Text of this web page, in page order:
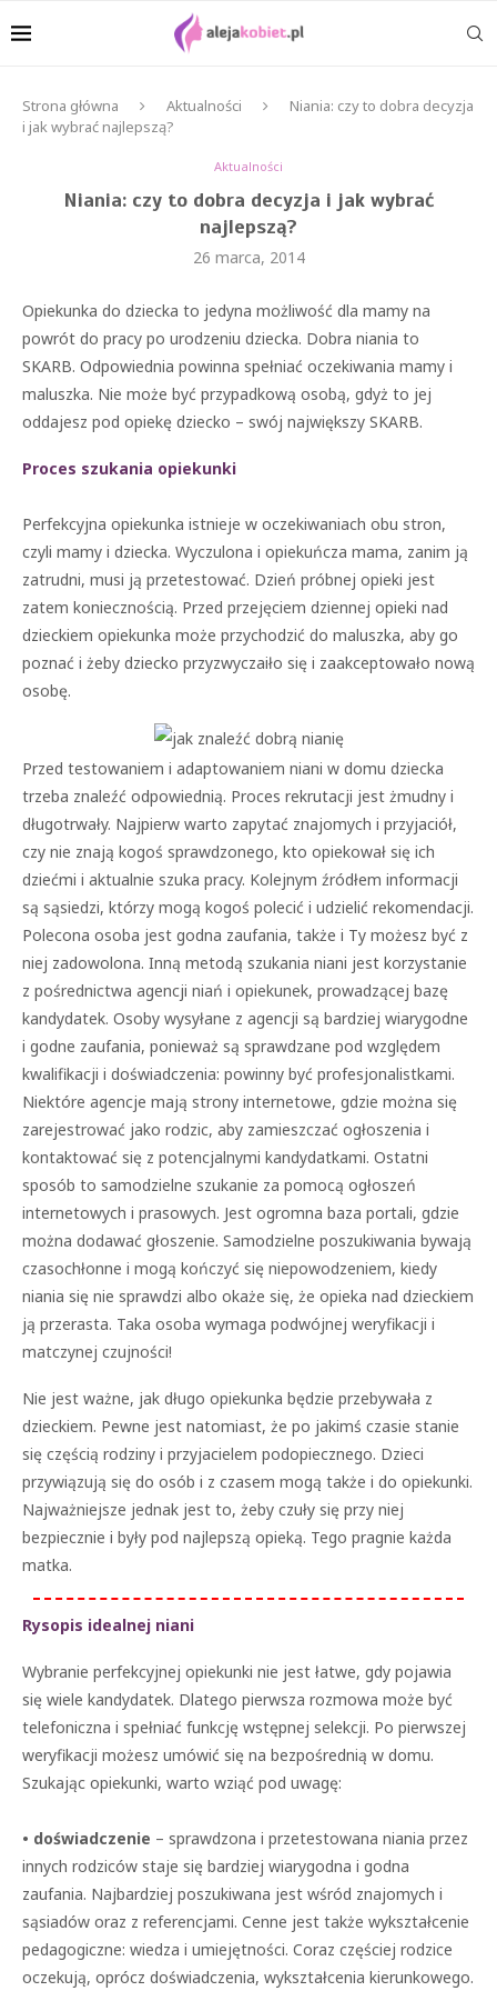
Strona główna Aktualności
Niania: czy to dobra decyzja
i jak wybrać najlepszą?
Aktualności
Niania: czy to dobra decyzja i jak wybrać
najlepszą?
26 marca, 2014
Opiekunka do dziecka to jedyna możliwość dla mamy na
powrót do pracy po urodzeniu dziecka. Dobra niania to
SKARB. Odpowiednia powinna spełniać oczekiwania mamy i
maluszka. Nie może być przypadkową osobą, gdyż to jej
oddajesz pod opiekę dziecko – swój największy SKARB.
Proces szukania opiekunki
Perfekcyjna opiekunka istnieje w oczekiwaniach obu stron,
czyli mamy i dziecka. Wyczulona i opiekuńcza mama, zanim ją
zatrudni, musi ją przetestować. Dzień próbnej opieki jest
zatem koniecznością. Przed przejęciem dziennej opieki nad
dzieckiem opiekunka może przychodzić do maluszka, aby go
poznać i żeby dziecko przyzwyczaiło się i zaakceptowało nową
osobę.
Przed testowaniem i adaptowaniem niani w domu dziecka
trzeba znaleźć odpowiednią. Proces rekrutacji jest żmudny i
długotrwały. Najpierw warto zapytać znajomych i przyjaciół,
czy nie znają kogoś sprawdzonego, kto opiekował się ich
dziećmi i aktualnie szuka pracy. Kolejnym źródłem informacji
są sąsiedzi, którzy mogą kogoś polecić i udzielić rekomendacji.
Polecona osoba jest godna zaufania, także i Ty możesz być z
niej zadowolona. Inną metodą szukania niani jest korzystanie
z pośrednictwa agencji niań i opiekunek, prowadzącej bazę
kandydatek. Osoby wysyłane z agencji są bardziej wiarygodne
i godne zaufania, ponieważ są sprawdzane pod względem
kwalifikacji i doświadczenia: powinny być profesjonalistkami.
Niektóre agencje mają strony internetowe, gdzie można się
zarejestrować jako rodzic, aby zamieszczać ogłoszenia i
kontaktować się z potencjalnymi kandydatkami. Ostatni
sposób to samodzielne szukanie za pomocą ogłoszeń
internetowych i prasowych. Jest ogromna baza portali, gdzie
można dodawać głoszenie. Samodzielne poszukiwania bywają
czasochłonne i mogą kończyć się niepowodzeniem, kiedy
niania się nie sprawdzi albo okaże się, że opieka nad dzieckiem
ją przerasta. Taka osoba wymaga podwójnej weryfikacji i
matczynej czujności!
Nie jest ważne, jak długo opiekunka będzie przebywała z
dzieckiem. Pewne jest natomiast, że po jakimś czasie stanie
się częścią rodziny i przyjacielem podopiecznego. Dzieci
przywiązują się do osób i z czasem mogą także i do opiekunki.
Najważniejsze jednak jest to, żeby czuły się przy niej
bezpiecznie i były pod najlepszą opieką. Tego pragnie każda
matka.
Rysopis idealnej niani
Wybranie perfekcyjnej opiekunki nie jest łatwe, gdy pojawia
się wiele kandydatek. Dlatego pierwsza rozmowa może być
telefoniczna i spełniać funkcję wstępnej selekcji. Po pierwszej
weryfikacji możesz umówić się na bezpośrednią w domu.
Szukając opiekunki, warto wziąć pod uwagę:
• doświadczenie – sprawdzona i przetestowana niania przez
innych rodziców staje się bardziej wiarygodna i godna
zaufania. Najbardziej poszukiwana jest wśród znajomych i
sąsiadów oraz z referencjami. Cenne jest także wykształcenie
pedagogiczne: wiedza i umiejętności. Coraz częściej rodzice
oczekują, oprócz doświadczenia, wykształcenia kierunkowego.